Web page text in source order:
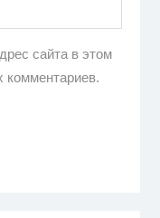
сайта в этом